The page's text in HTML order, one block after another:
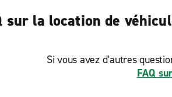
sur la location de
Si vous avez d’autres
FAQ